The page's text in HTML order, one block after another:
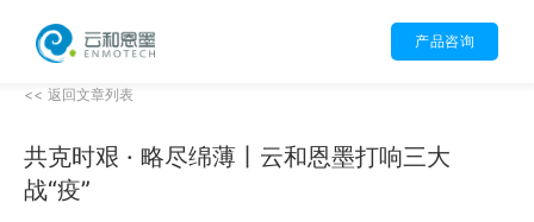
产品咨询
<< 返回文章列表
共克时艰 · 略尽绵薄丨云和恩墨打响三大
战“疫”